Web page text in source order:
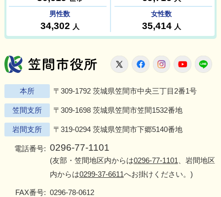
笠間市役所
X FacebookInstagram
本所 〒309-1792 茨城県笠間市中央三丁目2番1号
笠間支所 〒309-1698 茨城県笠間市笠間1532番地
岩間支所 〒319-0294 茨城県笠間市下郷5140番地
電話番号: 0296-77-1101
(友部・笠間地区内からは0296-77-1101、岩間地区
内からは0299-37-6611へお掛けください。)
FAX番号: 0296-78-0612